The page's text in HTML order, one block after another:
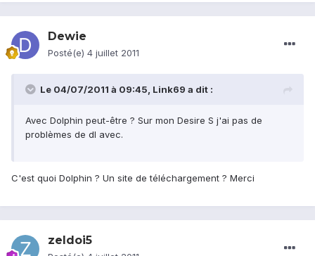
Dewie
Posté(e) 4 juillet 2011
Le 04/07/2011 à 09:45, Link69 a dit :
Avec Dolphin peut-être ? Sur mon Desire S j'ai pas de
problèmes de dl avec.
C'est quoi Dolphin ? Un site de téléchargement ? Merci
zeldoi5